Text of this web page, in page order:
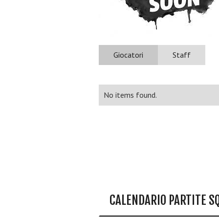
Giocatori Staff
No items found.
CALENDARIO PARTITE